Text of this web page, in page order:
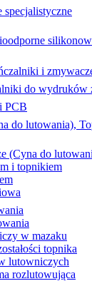
specjalistyczne
i
do wydruków
PCB
do lutowania),
(Cyna do
i topnikiem
w mazaku
topnika
lutowniczych
rozlutowująca